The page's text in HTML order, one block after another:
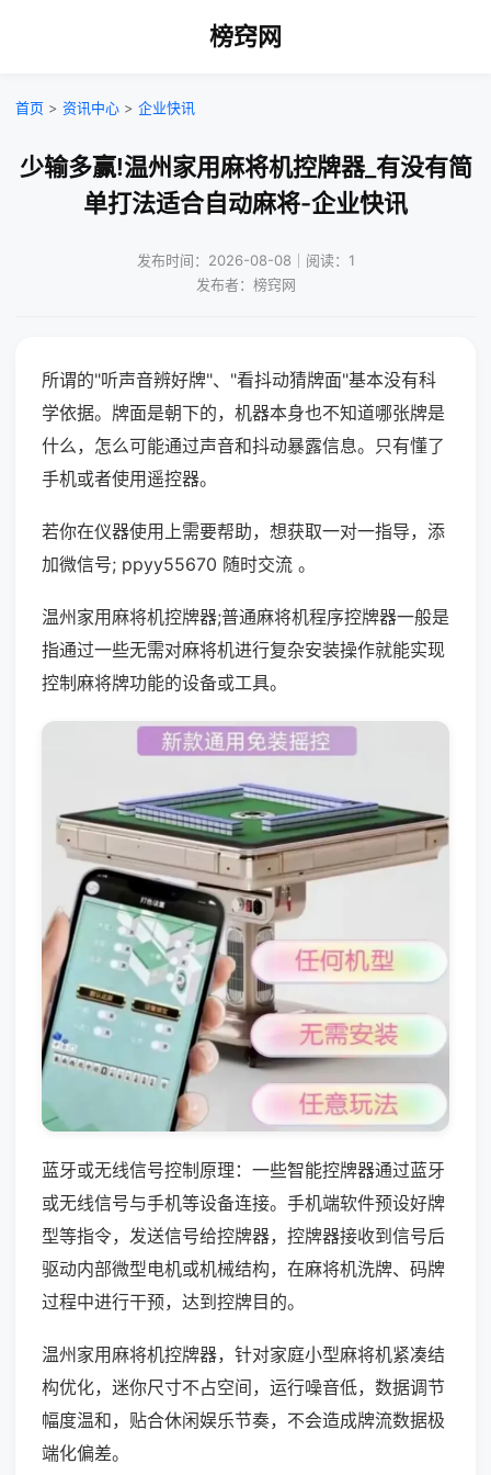
榜窍网
首页 > 资讯中心 > 企业快讯
少输多赢!温州家用麻将机控牌器_有没有简
单打法适合自动麻将-企业快讯
发布时间：2026-08-08｜阅读：1
发布者：榜窍网
所谓的"听声音辨好牌"、"看抖动猜牌面"基本没有科
学依据。牌面是朝下的，机器本身也不知道哪张牌是
什么，怎么可能通过声音和抖动暴露信息。只有懂了
手机或者使用遥控器。
若你在仪器使用上需要帮助，想获取一对一指导，添
加微信号; ppyy55670 随时交流 。
温州家用麻将机控牌器;普通麻将机程序控牌器一般是
指通过一些无需对麻将机进行复杂安装操作就能实现
控制麻将牌功能的设备或工具。
蓝牙或无线信号控制原理：一些智能控牌器通过蓝牙
或无线信号与手机等设备连接。手机端软件预设好牌
型等指令，发送信号给控牌器，控牌器接收到信号后
驱动内部微型电机或机械结构，在麻将机洗牌、码牌
过程中进行干预，达到控牌目的。
温州家用麻将机控牌器，针对家庭小型麻将机紧凑结
构优化，迷你尺寸不占空间，运行噪音低，数据调节
幅度温和，贴合休闲娱乐节奏，不会造成牌流数据极
端化偏差。